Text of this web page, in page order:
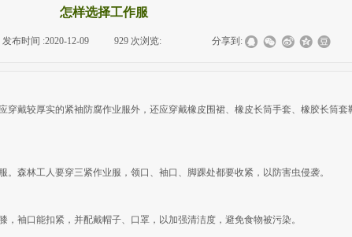
怎样选择工作服
发布时间 :2020-12-09 929 次浏览: 分享到:
戴较厚实的紧袖防腐作业服外，还应穿戴橡皮围裙、橡皮长筒手套、橡胶长筒
森林工人要穿三紧作业服，领口、袖口、脚踝处都要收紧，以防害虫侵袭。
袖口能扣紧，并配戴帽子、口罩，以加强清洁度，避免食物被污染。